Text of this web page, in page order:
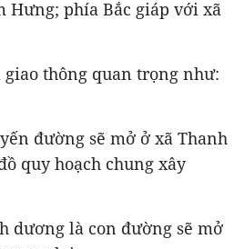
Hưng; phía Bắc giáp với xã
thông quan trọng như:
đường sẽ mở ở xã Thanh
quy hoạch chung xây
dương là con đường sẽ mở